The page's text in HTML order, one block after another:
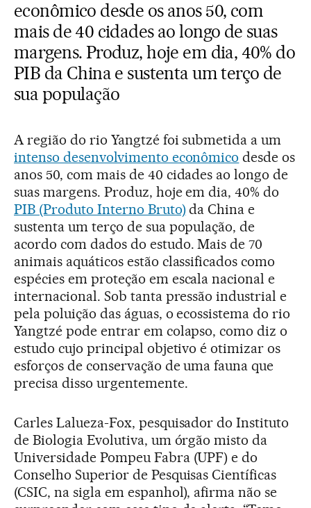
econômico desde os anos 50, com
mais de 40 cidades ao longo de suas
margens. Produz, hoje em dia, 40% do
PIB da China e sustenta um terço de
sua população
A região do rio Yangtzé foi submetida a um
intenso desenvolvimento econômico desde os
anos 50, com mais de 40 cidades ao longo de
suas margens. Produz, hoje em dia, 40% do
PIB (Produto Interno Bruto) da China e
sustenta um terço de sua população, de
acordo com dados do estudo. Mais de 70
animais aquáticos estão classificados como
espécies em proteção em escala nacional e
internacional. Sob tanta pressão industrial e
pela poluição das águas, o ecossistema do rio
Yangtzé pode entrar em colapso, como diz o
estudo cujo principal objetivo é otimizar os
esforços de conservação de uma fauna que
precisa disso urgentemente.
Carles Lalueza-Fox, pesquisador do Instituto
de Biologia Evolutiva, um órgão misto da
Universidade Pompeu Fabra (UPF) e do
Conselho Superior de Pesquisas Científicas
(CSIC, na sigla em espanhol), afirma não se